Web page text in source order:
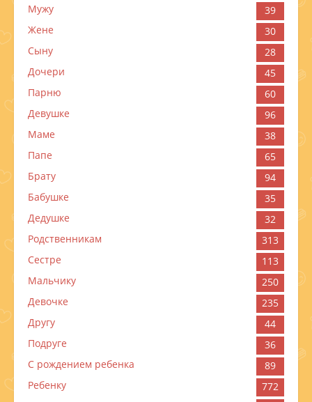
Мужу
39
Жене
30
Сыну
28
Дочери
45
Парню
60
Девушке
96
Маме
38
Папе
65
Брату
94
Бабушке
35
Дедушке
32
Родственникам
313
Сестре
113
Мальчику
250
Девочке
235
Другу
44
Подруге
36
С рождением ребенка
89
Ребенку
772